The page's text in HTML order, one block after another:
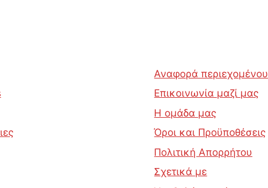
Αναφορά περιεχομένου
Επικοινωνία μαζί μας
Η ομάδα μας
Όροι και Προϋποθέσεις
Πολιτική Απορρήτου
Σχετικά με